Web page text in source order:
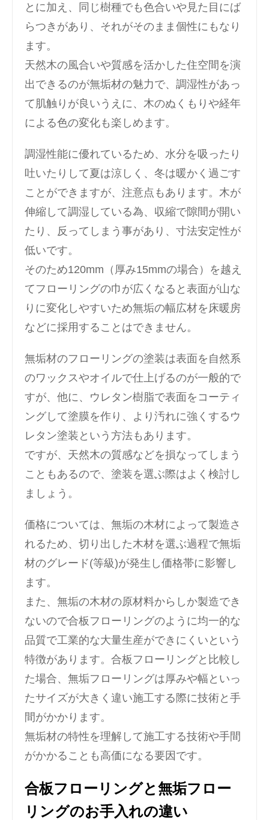
とに加え、同じ樹種でも色合いや見た目にば
らつきがあり、それがそのまま個性にもなり
ます。
天然木の風合いや質感を活かした住空間を演
出できるのが無垢材の魅力で、調湿性があっ
て肌触りが良いうえに、木のぬくもりや経年
による色の変化も楽しめます。
調湿性能に優れているため、水分を吸ったり
吐いたりして夏は涼しく、冬は暖かく過ごす
ことができますが、注意点もあります。木が
伸縮して調湿している為、収縮で隙間が開い
たり、反ってしまう事があり、寸法安定性が
低いです。
そのため120mm（厚み15mmの場合）を越え
てフローリングの巾が広くなると表面が山な
りに変化しやすいため無垢の幅広材を床暖房
などに採用することはできません。
無垢材のフローリングの塗装は表面を自然系
のワックスやオイルで仕上げるのが一般的で
すが、他に、ウレタン樹脂で表面をコーティ
ングして塗膜を作り、より汚れに強くするウ
レタン塗装という方法もあります。
ですが、天然木の質感などを損なってしまう
こともあるので、塗装を選ぶ際はよく検討し
ましょう。
価格については、無垢の木材によって製造さ
れるため、切り出した木材を選ぶ過程で無垢
材のグレード(等級)が発生し価格帯に影響し
ます。
また、無垢の木材の原材料からしか製造でき
ないので合板フローリングのように均一的な
品質で工業的な大量生産ができにくいという
特徴があります。合板フローリングと比較し
た場合、無垢フローリングは厚みや幅といっ
たサイズが大きく違い施工する際に技術と手
間がかかります。
無垢材の特性を理解して施工する技術や手間
がかかることも高価になる要因です。
合板フローリングと無垢フロー
リングのお手入れの違い